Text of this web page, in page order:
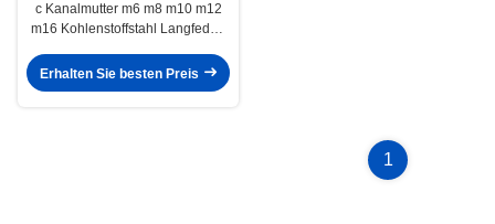
c Kanalmutter m6 m8 m10 m12
m16 Kohlenstoffstahl Langfeder-
Erhalten Sie besten Preis
1